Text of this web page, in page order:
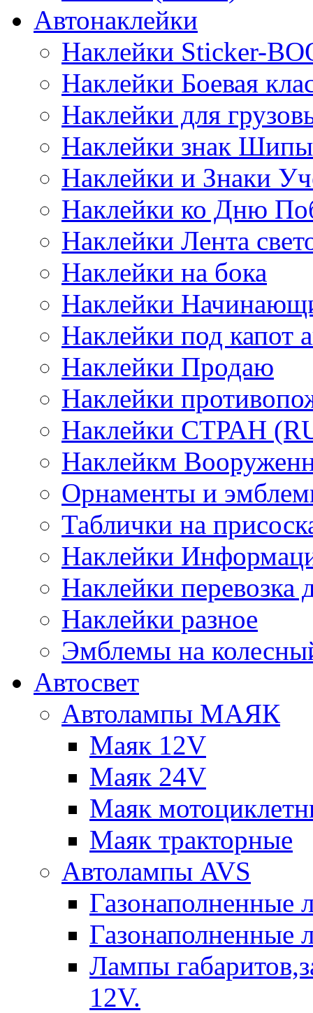
Автонаклейки
Наклейки Sticker-
Наклейки Боевая
Наклейки для
Наклейки знак Шипы
Наклейки и Знаки
Наклейки ко Дню
Наклейки Лента
Наклейки на бока
Наклейки
Наклейки под капот
Наклейки Продаю
Наклейки
Наклейки СТРАН
Наклейкм
Орнаменты и
Таблички на
Наклейки
Наклейки перевозка
Наклейки разное
Эмблемы на
Автосвет
Автолампы МАЯК
Маяк 12V
Маяк 24V
Маяк
Маяк тракторные
Автолампы AVS
Газонаполненные
Газонаполненные
Лампы
12V.